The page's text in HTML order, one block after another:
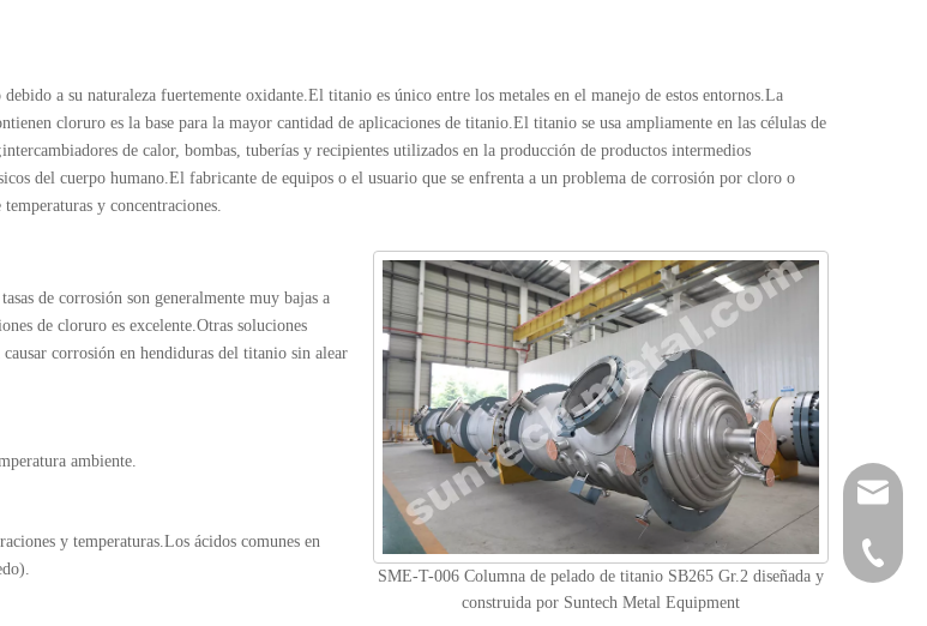
a su naturaleza fuertemente oxidante.El titanio es único entre los metales en el manejo de estos entornos.La
cloruro es la base para la mayor cantidad de aplicaciones de titanio.El titanio se usa ampliamente en las células de
de calor, bombas, tuberías y recipientes utilizados en la producción de productos intermedios
del cuerpo humano.El fabricante de equipos o el usuario que se enfrenta a un problema de corrosión por cloro o
y concentraciones.
de corrosión son generalmente muy bajas a
de cloruro es excelente.Otras soluciones
corrosión en hendiduras del titanio sin alear
ambiente.
y temperaturas.Los ácidos comunes en
SME-T-006 Columna de pelado de titanio SB265 Gr.2 diseñada y
construida por Suntech Metal Equipment
+86-25-